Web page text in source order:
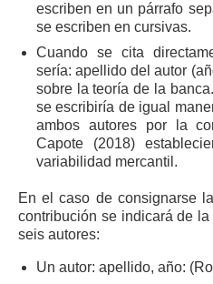
escriben en un párrafo
se escriben en cursivas.
Cuando se cita
sería: apellido del autor
sobre la teoría de la
se escribiría de igual
ambos autores por la
Capote (2018)
variabilidad mercantil.
En el caso de consignarse
contribución se indicará de
seis autores:
Un autor: apellido, año: